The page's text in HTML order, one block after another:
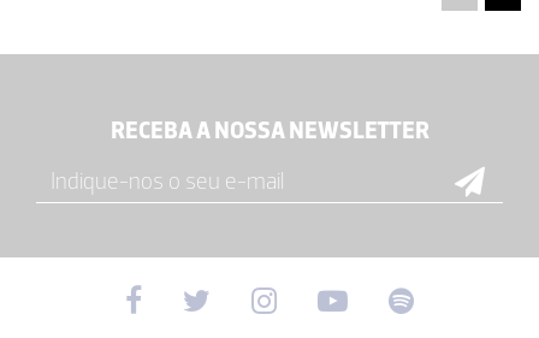
RECEBA A NOSSA NEWSLETTER